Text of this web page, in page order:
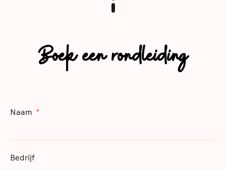
Boek een rondleiding
Naam
Bedrijf